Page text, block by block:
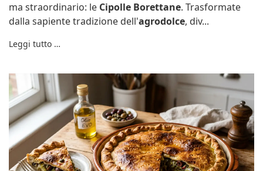
ma straordinario: le Cipolle Borettane. Trasformate
dalla sapiente tradizione dell'agrodolce, div...
Leggi tutto …